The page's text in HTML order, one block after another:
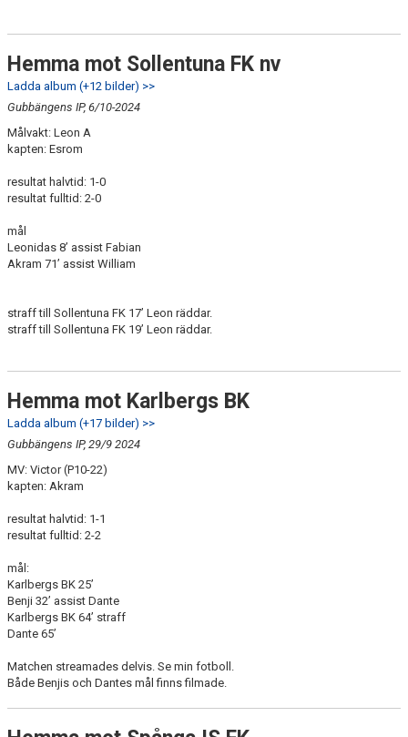
Hemma mot Sollentuna FK nv
Ladda album (+12 bilder) >>
Gubbängens IP, 6/10-2024
Målvakt: Leon A
kapten: Esrom
resultat halvtid: 1-0
resultat fulltid: 2-0
mål
Leonidas 8’ assist Fabian
Akram 71’ assist William
straff till Sollentuna FK 17’ Leon räddar.
straff till Sollentuna FK 19’ Leon räddar.
Hemma mot Karlbergs BK
Ladda album (+17 bilder) >>
Gubbängens IP, 29/9 2024
MV: Victor (P10-22)
kapten: Akram
resultat halvtid: 1-1
resultat fulltid: 2-2
mål:
Karlbergs BK 25’
Benji 32’ assist Dante
Karlbergs BK 64’ straff
Dante 65’
Matchen streamades delvis. Se min fotboll.
Både Benjis och Dantes mål finns filmade.